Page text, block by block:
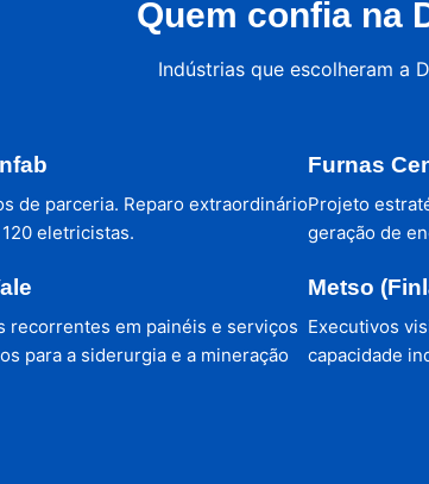
Quem confia na
Indústrias que escolheram a
de parceria. Reparo extraordinário
eletricistas.
Furnas
Projeto
geração de
recorrentes em painéis e serviços
para a siderurgia e a mineração
Metso
Executivos
capacidade